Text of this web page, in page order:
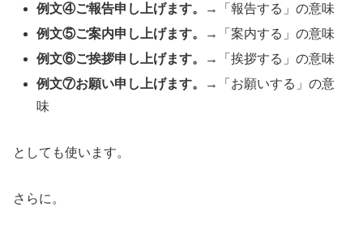
例文④ご報告申し上げます。
→「報告する」の意味
例文⑤ご案内申し上げます。
→「案内する」の意味
例文⑥ご挨拶申し上げます。
→「挨拶する」の意味
例文⑦お願い申し上げます。
→「お願いする」の意
味
としても使います。
さらに。